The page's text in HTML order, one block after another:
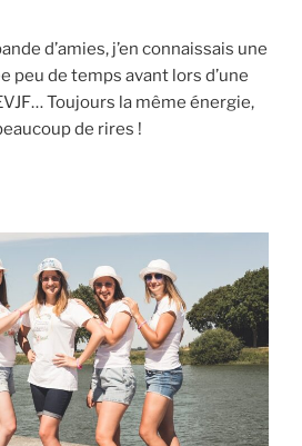
d’amies, j’en connaissais une
peu de temps avant lors d’une
Toujours la même énergie,
de rires !